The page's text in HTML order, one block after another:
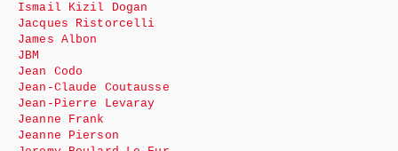
Ismail Kizil Dogan
Jacques Ristorcelli
James Albon
JBM
Jean Codo
Jean-Claude Coutausse
Jean-Pierre Levaray
Jeanne Frank
Jeanne Pierson